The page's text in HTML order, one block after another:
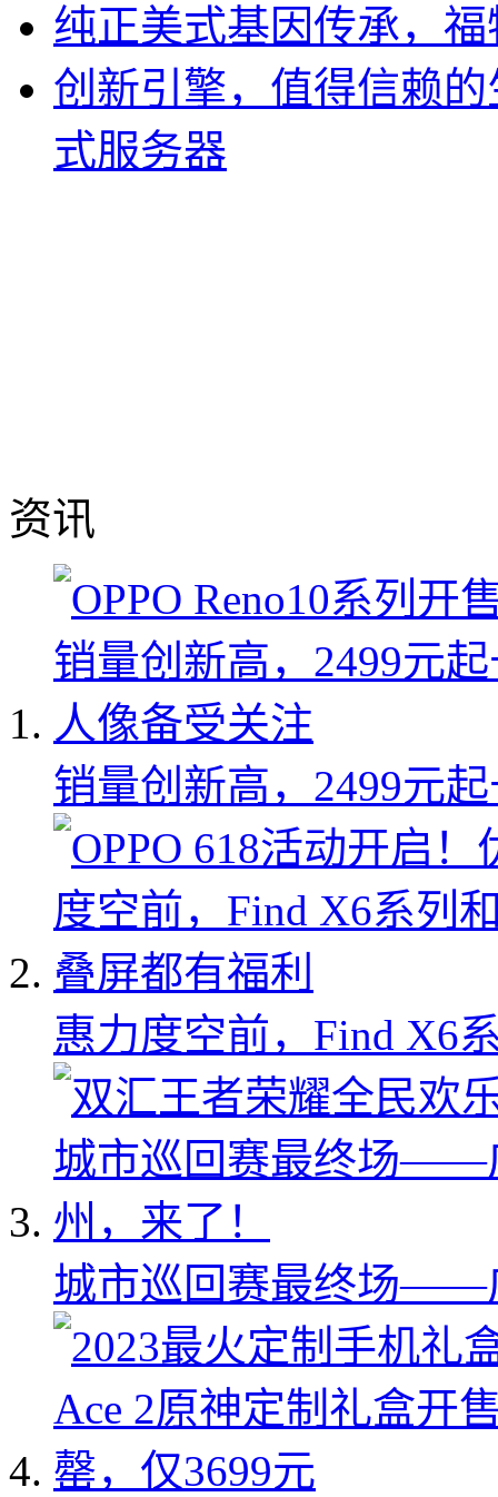
纯正美式基因传承，
创新引擎，值得信赖的
式服务器
资讯
销量创新高，2499元
惠力度空前，Find X6
城市巡回赛最终场——